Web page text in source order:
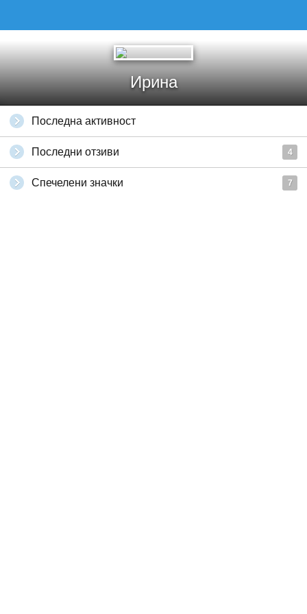
Ирина
Последна активност
Последни отзиви 4
Спечелени значки 7